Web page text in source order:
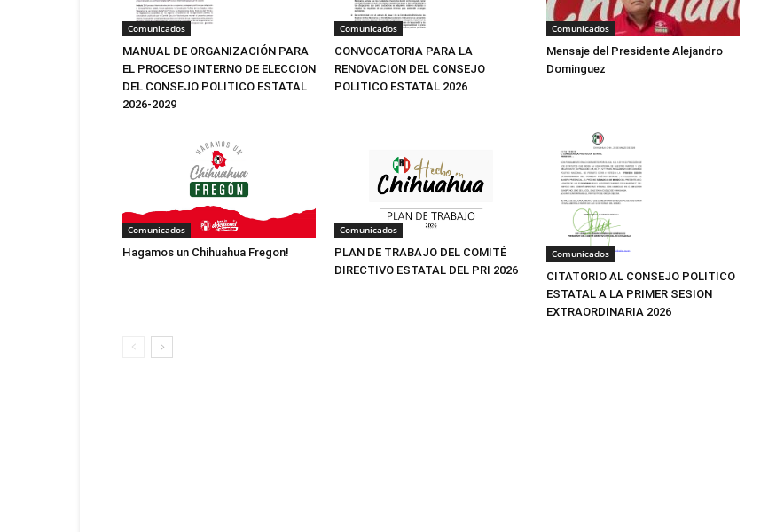
Comunicados
MANUAL DE ORGANIZACIÓN PARA
EL PROCESO INTERNO DE ELECCION
DEL CONSEJO POLITICO ESTATAL
2026-2029
Comunicados
CONVOCATORIA PARA LA
RENOVACION DEL CONSEJO
POLITICO ESTATAL 2026
Comunicados
Mensaje del Presidente Alejandro
Dominguez
Comunicados
Hagamos un Chihuahua Fregon!
Comunicados
PLAN DE TRABAJO DEL COMITÉ
DIRECTIVO ESTATAL DEL PRI 2026
Comunicados
CITATORIO AL CONSEJO POLITICO
ESTATAL A LA PRIMER SESION
EXTRAORDINARIA 2026